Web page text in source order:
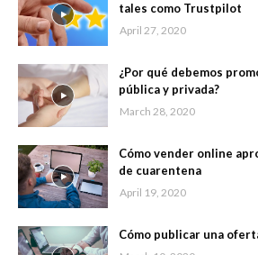
tales como Trustpilot
April 27, 2020
¿Por qué debemos
pública y privada?
March 28, 2020
Cómo vender online
de cuarentena
April 19, 2020
Cómo publicar una